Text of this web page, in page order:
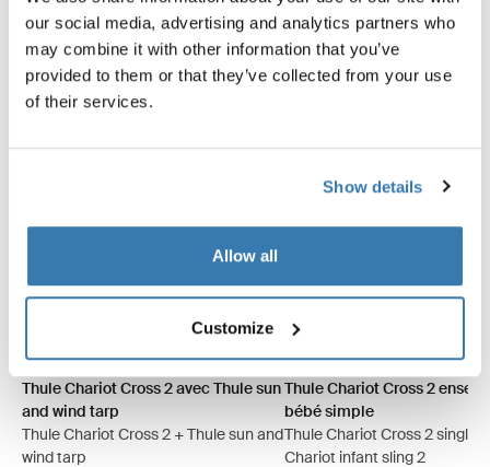
our social media, advertising and analytics partners who
may combine it with other information that you’ve
provided to them or that they’ve collected from your use
of their services.
Show details
Allow all
Customize
Économisez 10%
Thule Chariot Cross 2 avec Thule sun and wind tarp Ardoise foncée
Thule Chariot Cross 2 avec Thule sun and wind tarp Kaki
Thule Chariot Cross 2 avec Thule sun
and wind tarp
Thule Chariot Cross 2 + Thule sun and
wind tarp
Thule Chariot Cross 2
Thule Chariot Cross 2
bébé simple
Thule Chariot Cross 2 single
Chariot infant sling 2